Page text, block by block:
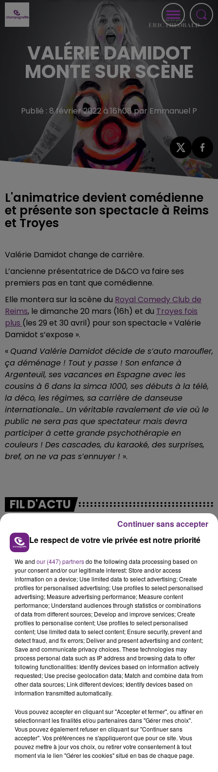
VALÉRIE DAMIDOT
MONTE SUR SCÈNE
Publié : 8 février 2022 à 16h08 par Emmanuel P
L'animatrice devient comédienne
et présente son spectacle à Reims
et Troyes
Valérie Damidot change de carrière.
L’ancienne présentatrice de D&CO va faire ses
premiers pas en tant que comédienne.
Elle montera sur la scène du Royal Comedy Club de
Reims, le dimanche 20 mars (16h) et du Troyes fois
plus (les 29 et 30 avril) pour son spectacle « Valérie
Damidot s’expose ».
« Quand Valérie Damidot décide de s’auto maroufler,
ça déménage ! Tout y passe ! Son enfance à
Argenteuil, ses vacances en Espagne avec les
cousins à 6 dans la simca 1000, ses débuts à la télé,
la déco, les régimes, sa carrière de danseuse
internationale… Un véritable ravalement de vie où le
public ne sera pas que spectateur mais devra
participer à cette grande psychothérapie en
couleurs ! Des cascades, du karaoké, des surprises,
bref, on ne va pas s’ennuyer ! ».
FIL D'ACTU
7 août 2026
LA CENTRALE NUCLÉAIRE DE CHOOZ
TOUJOURS À L'ARRÊT
Cela fait déjà une semaine que la centrale
nucléaire ardennaise est à l'arrêt. Une situation
justifiée par la sécheresse intense qui est toujours
présente.
7 août 2026
LE MAGASIN JOUÉCLUB DE REIMS FERME
SES PORTES
C'était l'une des institutions du centre-ville
Le respect de votre vie privée est notre priorité
We and our (447) partnersdo the following data processing based on
your consent and/or our legitimate interest: Store and/or access
information on a device; Use limited data to select advertising; Create
profiles for personalised advertising; Use profiles to select personalised
advertising; Measure advertising performance; Measure content
performance; Understand audiences through statistics or combinations
of data from different sources; Develop and improve services; Create
profiles to personalise content; Use profiles to select personalised
content; Use limited data to select content; Ensure security, prevent and
detect fraud, and fix errors; Deliver and present advertising and content;
Save and communicate privacy choices. These technologies may
process personal data such as IP address and browsing data to offer
following functionalities: Identify devices based on information actively
requested; Use precise geolocation data; Match and combine data from
other data sources; Link different devices; Identify devices based on
information transmitted automatically.
Vous pouvez accepter en cliquant sur "Accepter et fermer", ou affiner en
sélectionnant les finalités et/ou partenaires dans "Gérer mes choix".
Vous pouvez également refuser en cliquant sur "Continuer sans
accepter". Vos préférences ne s'appliqueront que pour ce site. Vous
pouvez mettre à jour vos choix, ou retirer votre consentement à tout
moment via le lien "Gérer les cookies" situé en bas de chaque page.
Continuer sans accepter